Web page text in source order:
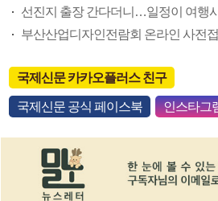
선진지 출장 간다더니…일정이 여행
부산산업디자인전람회 온라인 사전
국제신문 카카오플러스 친구
국제신문 공식 페이스북 인스타그